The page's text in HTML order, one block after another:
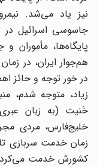
نیز یاد می‌شد.
جاسوسی اسرائیل در
پایگاه‌ها، مأموران
هم‌جوار ایران، در
در خور توجه و حائز
زیاد، متوجه شدم،
خَنیت (به زبان
خلیج‌فارس، مردی
زمان خدمت سربازی
کشورش خدمت می‌کرد